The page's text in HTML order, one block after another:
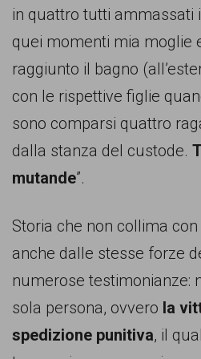
in quattro tutti ammassati
quei momenti mia moglie
raggiunto il bagno
con le rispettive figlie
sono comparsi quattro
dalla stanza del custode.
mutande”.
Storia che non collima
anche dalle stesse forze
numerose testimonianze:
sola persona, ovvero la
spedizione punitiva, il